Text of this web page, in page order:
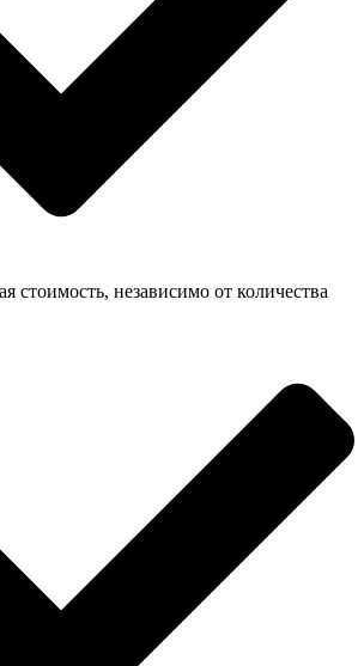
стоимость, независимо от количества